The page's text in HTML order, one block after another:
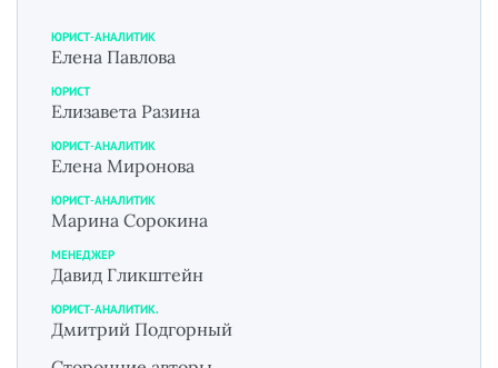
ЮРИСТ-АНАЛИТИК
Елена Павлова
ЮРИСТ
Елизавета Разина
ЮРИСТ-АНАЛИТИК
Елена Миронова
ЮРИСТ-АНАЛИТИК
Марина Сорокина
МЕНЕДЖЕР
Давид Гликштейн
ЮРИСТ-АНАЛИТИК.
Дмитрий Подгорный